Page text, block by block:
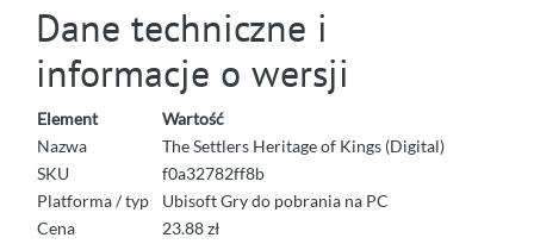
Dane techniczne i
informacje o wersji
Element
Wartość
Nazwa
The Settlers Heritage of Kings (Digital)
SKU
f0a32782ff8b
Platforma / typ
Ubisoft Gry do pobrania na PC
Cena
23.88 zł